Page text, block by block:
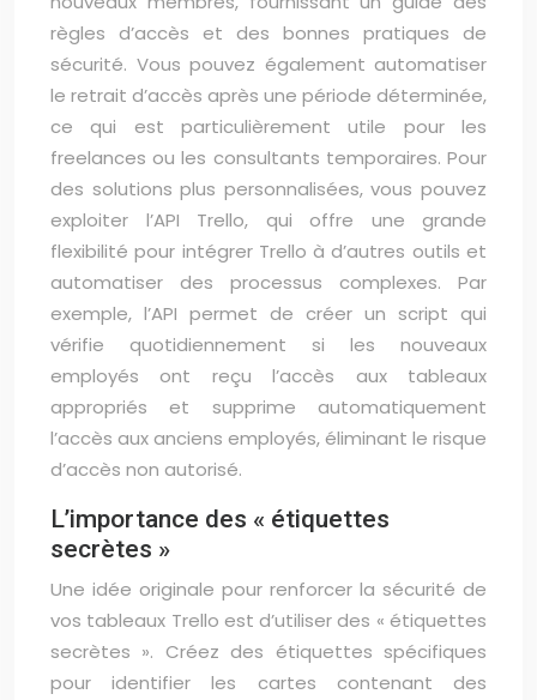
règles d’accès et des bonnes pratiques de
sécurité. Vous pouvez également automatiser
le retrait d’accès après une période déterminée,
ce qui est particulièrement utile pour les
freelances ou les consultants temporaires. Pour
des solutions plus personnalisées, vous pouvez
exploiter l’API Trello, qui offre une grande
flexibilité pour intégrer Trello à d’autres outils et
automatiser des processus complexes. Par
exemple, l’API permet de créer un script qui
vérifie quotidiennement si les nouveaux
employés ont reçu l’accès aux tableaux
appropriés et supprime automatiquement
l’accès aux anciens employés, éliminant le risque
d’accès non autorisé.
L’importance des « étiquettes
secrètes »
Une idée originale pour renforcer la sécurité de
vos tableaux Trello est d’utiliser des « étiquettes
secrètes ». Créez des étiquettes spécifiques
pour identifier les cartes contenant des